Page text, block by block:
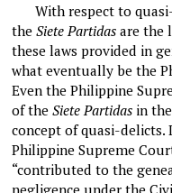
With respect to
the Siete Partidasare the
these laws provided in
what eventually be the
Even the Philippine
of the Siete Partidasin the
concept of quasi-delicts.
Philippine Supreme
“contributed to the